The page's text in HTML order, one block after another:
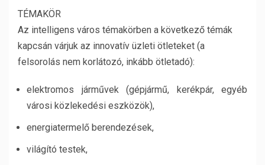
TÉMAKÖR
Az intelligens város témakörben a következő témák
kapcsán várjuk az innovatív üzleti ötleteket (a
felsorolás nem korlátozó, inkább ötletadó):
elektromos járművek (gépjármű, kerékpár, egyéb
városi közlekedési eszközök),
energiatermelő berendezések,
világító testek,